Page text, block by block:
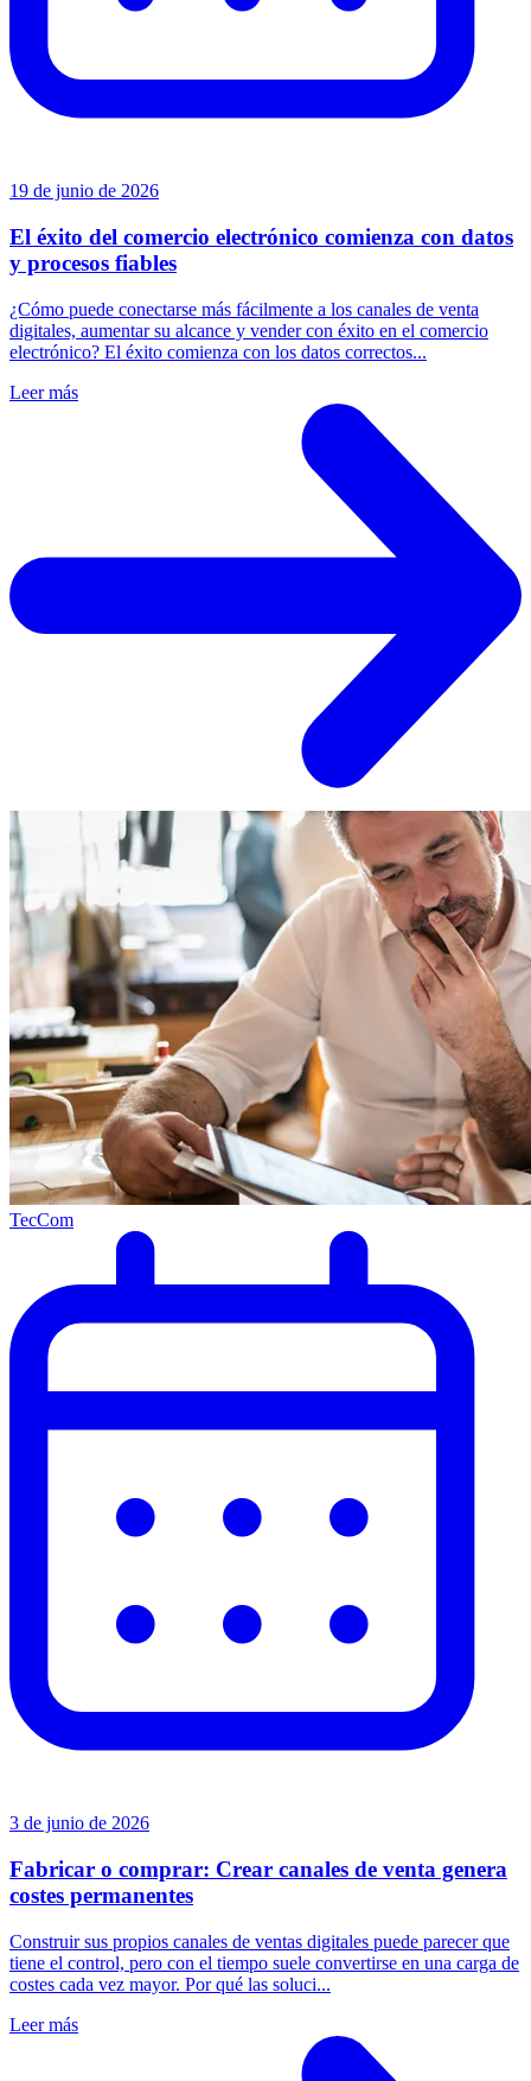
19 de junio de 2026
El éxito del comercio electrónico comienza con datos
y procesos fiables
¿Cómo puede conectarse más fácilmente a los canales de venta
digitales, aumentar su alcance y vender con éxito en el comercio
electrónico? El éxito comienza con los datos correctos...
Leer más
TecCom
3 de junio de 2026
Fabricar o comprar: Crear canales de venta genera
costes permanentes
Construir sus propios canales de ventas digitales puede parecer que
tiene el control, pero con el tiempo suele convertirse en una carga de
costes cada vez mayor. Por qué las soluci...
Leer más